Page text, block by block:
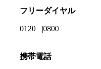
フリーダイヤル
0120 0800
携帯電話